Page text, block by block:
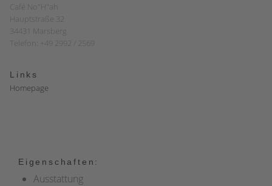
Café No"H"ah
Hauptstraße 32
34431 Marsberg
Telefon: +49 2992 / 2569
Links
Homepage
Eigenschaften:
Ausstattung